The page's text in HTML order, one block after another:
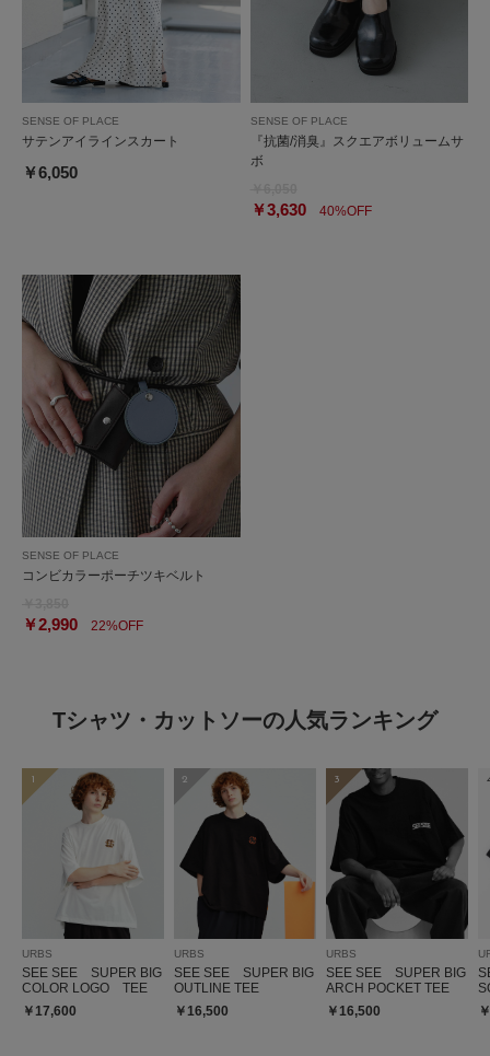
SENSE OF PLACE
サテンアイラインスカート
￥6,050
SENSE OF PLACE
『抗菌/消臭』スクエアボリュームサ
ボ
￥3,63040%OFF
SENSE OF PLACE
コンビカラーポーチツキベルト
￥2,990 22%OFF
Tシャツ・カットソーの人気ランキング
1
URBS
SEE SEE SUPER BIG
COLOR LOGO TEE
￥17,600
2
URBS
SEE SEE SUPER BIG
OUTLINE TEE
￥16,500
3
URBS
SEE SEE SUPER BIG
ARCH POCKET TEE
￥16,500